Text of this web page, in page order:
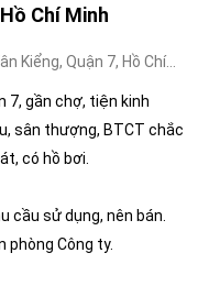
Chí Minh
Kiểng, Quận 7, Hồ Chí
7, gần chợ, tiện kinh
sân thượng, BTCT chắc
có hồ bơi.
cầu sử dụng, nên bán.
phòng Công ty.